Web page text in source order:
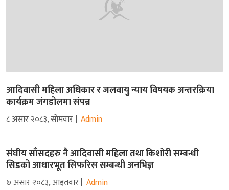
आदिवासी महिला अधिकार र जलवायु न्याय विषयक अन्तरक्रिया
कार्यक्रम जंगडोलमा संपन्न
८ असार २०८३, सोमवार Admin
संघीय साँसदहरु नै आदिवासी महिला तथा किशोरी सम्बन्धी
सिडको आधारभूत सिफरिस सम्बन्धी अनभिज्ञ
७ असार २०८३, आइतवार Admin